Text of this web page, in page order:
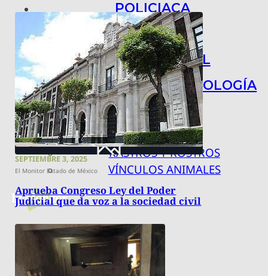
POLICIACA
NACIONAL
INTERNACIONAL
ARTE, CIENCIA Y TECNOLOGÍA
COLUMNAS
BAJO LA LUPA
RASTROS Y ROSTROS
VÍNCULOS ANIMALES
SEPTIEMBRE 3, 2025
El Monitor Estado de México
Aprueba Congreso Ley del Poder
Judicial que da voz a la sociedad civil